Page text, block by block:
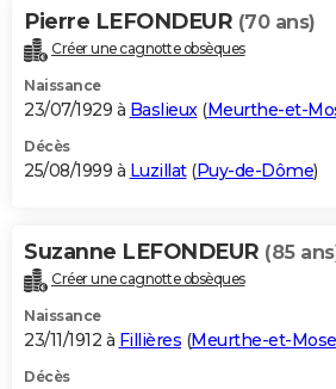
Pierre LEFONDEUR (70 ans)
Créer une cagnotte obsèques
Naissance
23/07/1929 à Baslieux(Meurthe-et-
Décès
25/08/1999 à Luzillat(Puy-de-Dôme)
Suzanne LEFONDEUR (85
Créer une cagnotte obsèques
Naissance
23/11/1912 à Fillières (Meurthe-et-
Décès